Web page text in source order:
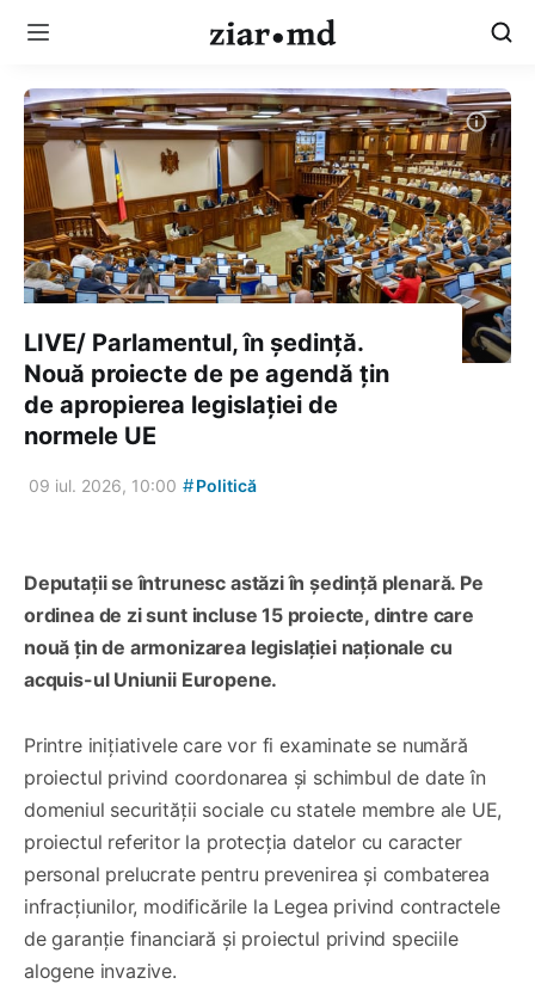
LIVE/ Parlamentul, în ședință.
Nouă proiecte de pe agendă țin
de apropierea legislației de
normele UE
09 iul. 2026, 10:00 #Politică
Deputații se întrunesc astăzi în ședință plenară. Pe
ordinea de zi sunt incluse 15 proiecte, dintre care
nouă țin de armonizarea legislației naționale cu
acquis-ul Uniunii Europene.
Printre inițiativele care vor fi examinate se numără
proiectul privind coordonarea și schimbul de date în
domeniul securității sociale cu statele membre ale UE,
proiectul referitor la protecția datelor cu caracter
personal prelucrate pentru prevenirea și combaterea
infracțiunilor, modificările la Legea privind contractele
de garanție financiară și proiectul privind speciile
alogene invazive.